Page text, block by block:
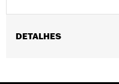
DETALHES